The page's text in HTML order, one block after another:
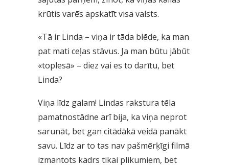
krūtis varēs apskatīt visa valsts.
«Tā ir Linda – viņa ir tāda blēde, ka man
pat mati ceļas stāvus. Ja man būtu jābūt
«toplesā» – diez vai es to darītu, bet
Linda?
Viņa līdz galam! Lindas rakstura tēla
pamatnostādne arī bija, ka viņa neprot
sarunāt, bet gan citādākā veidā panākt
savu. Līdz ar to tas nav pašmērķīgi filmā
izmantots kadrs tikai plikumiem, bet